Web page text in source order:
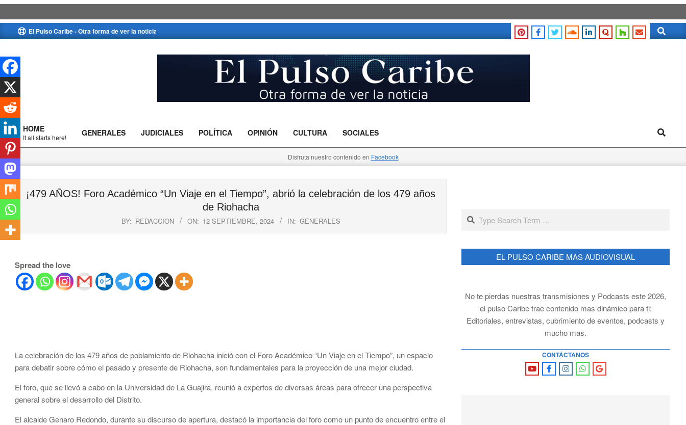
to
El Pulso Caribe - Otra forma de ver la noticia Search
Caribe
Primary
Navigation
Menu
HOME
It all starts here! GENERALES JUDICIALES POLÍTICA OPINIÓN CULTURA SOCIALES Search
Disfruta nuestro contenido en Facebook
¡479 AÑOS! Foro Académico “Un Viaje en el Tiempo”, abrió la celebración de los 479 años
de Riohacha
BY: REDACCION ON: 12 SEPTIEMBRE, 2024 IN: GENERALES
Spread the love
La celebración de los 479 años de poblamiento de Riohacha inició con el Foro Académico “Un Viaje en el Tiempo”, un espacio
para debatir sobre cómo el pasado y presente de Riohacha, son fundamentales para la proyección de una mejor ciudad.
El foro, que se llevó a cabo en la Universidad de La Guajira, reunió a expertos de diversas áreas para ofrecer una perspectiva
general sobre el desarrollo del Distrito.
El alcalde Genaro Redondo, durante su discurso de apertura, destacó la importancia del foro como un punto de encuentro entre el
Search
EL PULSO CARIBE MAS AUDIOVISUAL
No te pierdas nuestras transmisiones y Podcasts este 2026,
el pulso Caribe trae contenido mas dinámico para ti:
Editoriales, entrevistas, cubrimiento de eventos, podcasts y
mucho mas.
CONTÁCTANOS